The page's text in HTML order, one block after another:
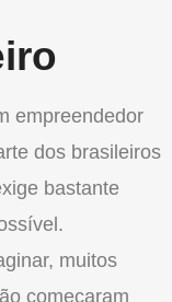
empreendedor
dos brasileiros
bastante
muitos
começaram